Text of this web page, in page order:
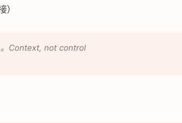
）
Context, not control